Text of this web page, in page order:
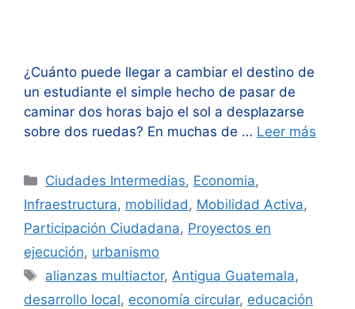
¿Cuánto puede llegar a cambiar el destino de
un estudiante el simple hecho de pasar de
caminar dos horas bajo el sol a desplazarse
sobre dos ruedas? En muchas de … Leer más
Categorías
Ciudades Intermedias, Economia,
Infraestructura, mobilidad, Mobilidad Activa,
Participación Ciudadana, Proyectos en
ejecución, urbanismo
Etiquetas
alianzas multiactor,Antigua Guatemala,
desarrollo local, economía circular, educación